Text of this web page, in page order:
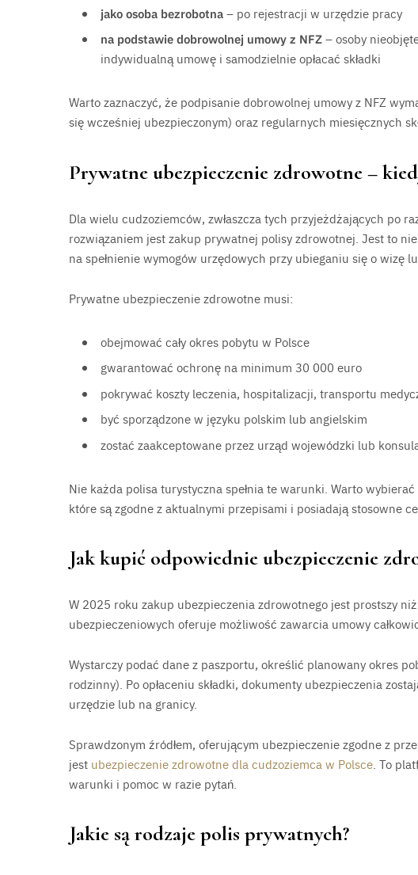
jako osoba bezrobotna– po rejestracji w urzędzie pracy
na podstawie dobrowolnej umowy z NFZ– osoby
indywidualną umowę i samodzielnie opłacać składki
Warto zaznaczyć, że podpisanie dobrowolnej umowy z NFZ
się wcześniej ubezpieczonym) oraz regularnych miesięcznych
Prywatne ubezpieczenie zdrowotne –
Dla wielu cudzoziemców, zwłaszcza tych przyjeżdżających po
rozwiązaniem jest zakup prywatnej polisy zdrowotnej. Jest to
na spełnienie wymogów urzędowych przy ubieganiu się o wizę
Prywatne ubezpieczenie zdrowotne musi:
obejmować cały okres pobytu w Polsce
gwarantować ochronę na minimum 30 000 euro
pokrywać koszty leczenia, hospitalizacji, transportu
być sporządzone w języku polskim lub angielskim
zostać zaakceptowane przez urząd wojewódzki lub
Nie każda polisa turystyczna spełnia te warunki. Warto
które są zgodne z aktualnymi przepisami i posiadają stosowne
Jak kupić odpowiednie ubezpieczenie
W 2025 roku zakup ubezpieczenia zdrowotnego jest prostszy
ubezpieczeniowych oferuje możliwość zawarcia umowy
Wystarczy podać dane z paszportu, określić planowany okres
rodzinny). Po opłaceniu składki, dokumenty ubezpieczenia
urzędzie lub na granicy.
Sprawdzonym źródłem, oferującym ubezpieczenie zgodne z
jest ubezpieczenie zdrowotne dla cudzoziemca w Polsce . To
warunki i pomoc w razie pytań.
Jakie są rodzaje polis prywatnych?